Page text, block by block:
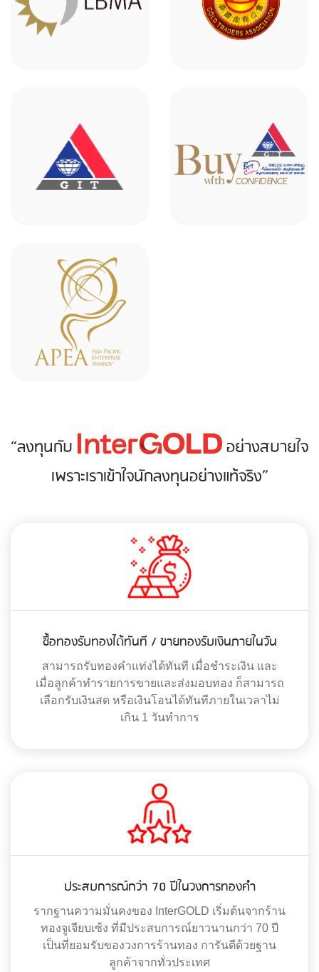
“ลงทุนกับ
อย่างสบายใจ
เพราะเราเข้าใจนักลงทุนอย่างแท้จริง”
ซื้อทองรับทองได้ทันที / ขายทองรับเงินภายในวัน
สามารถรับทองคำแท่งได้ทันที เมื่อชำระเงิน และ
เมื่อลูกค้าทำรายการขายและส่งมอบทอง ก็สามารถ
เลือกรับเงินสด หรือเงินโอนได้ทันทีภายในเวลาไม่
เกิน 1 วันทำการ
ประสบการณ์กว่า 70 ปีในวงการทองคำ
รากฐานความมั่นคงของ InterGOLD เริ่มต้นจากร้าน
ทองจูเจียบเซ้ง ที่มีประสบการณ์ยาวนานกว่า 70 ปี
เป็นที่ยอมรับของวงการร้านทอง การันตีด้วยฐาน
ลูกค้าจากทั่วประเทศ